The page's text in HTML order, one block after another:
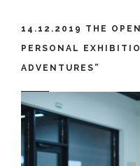
14.12.2019 THE
PERSONAL
ADVENTURES”